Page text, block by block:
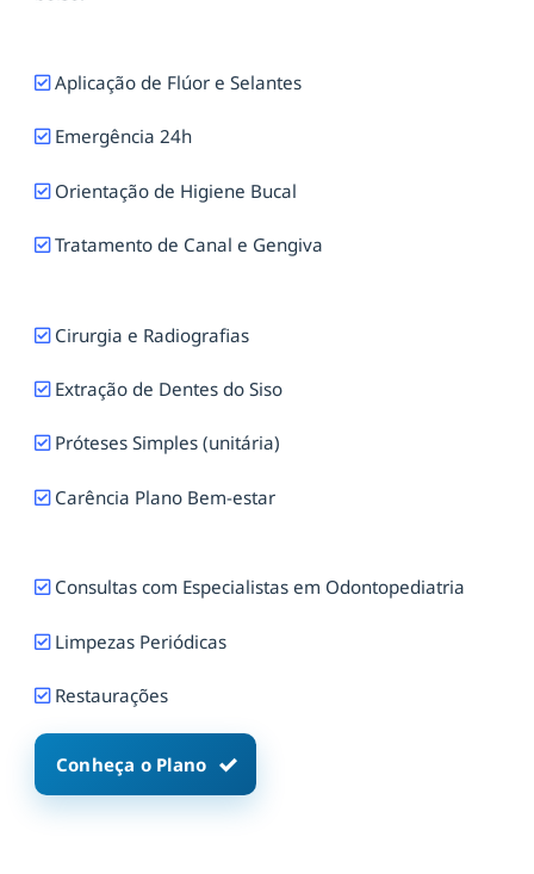
Aplicação de Flúor e Selantes
Emergência 24h
Orientação de Higiene Bucal
Tratamento de Canal e Gengiva
Cirurgia e Radiografias
Extração de Dentes do Siso
Próteses Simples (unitária)
Carência Plano Bem-estar
Consultas com Especialistas em Odontopediatria
Limpezas Periódicas
Restaurações
Conheça o Plano